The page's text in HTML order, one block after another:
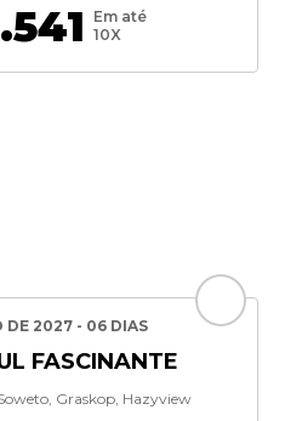
Em até
10X
DE 2027 - 06 DIAS
FASCINANTE
Graskop, Hazyview